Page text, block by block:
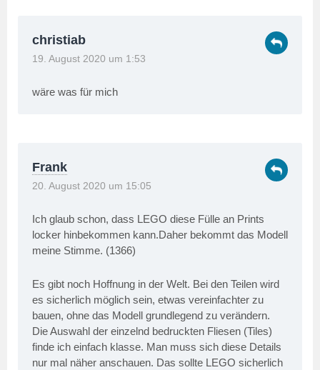
christiab
19. August 2020 um 1:53
wäre was für mich
Frank
20. August 2020 um 15:05
Ich glaub schon, dass LEGO diese Fülle an Prints
locker hinbekommen kann.Daher bekommt das Modell
meine Stimme. (1366)
Es gibt noch Hoffnung in der Welt. Bei den Teilen wird
es sicherlich möglich sein, etwas vereinfachter zu
bauen, ohne das Modell grundlegend zu verändern.
Die Auswahl der einzelnd bedruckten Fliesen (Tiles)
finde ich einfach klasse. Man muss sich diese Details
nur mal näher anschauen. Das sollte LEGO sicherlich